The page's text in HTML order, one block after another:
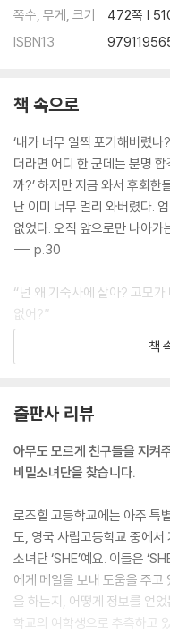
쪽수, 무게, 크기
472쪽 |
ISBN13
책 속으로
‘내가 너무 일찍 포기해버렸
더라면 어디 한 군데는 분명
까?’ 하지만 지금 와서 후회한
난 이미 너무 멀리 와버렸다.
없었다. 오직 앞으로만 나아가
--- p.30
“넌 왜 기숙사에 살아? 고모
없어?”
“학교야 당연히 있지. 하지만
--- p.66
잔잔한 선율에 맞춰 내 목소리
나 그리웠는지. 학기가 시작
되도록이면 중국어도 사용하
심지어 집에 전화도 자주 하
하는 사람처럼. 하지만 노래
무너지고 말았다.
--- p.113
책
출판사 리뷰
아무도 모르게 친구들을 지켜
비밀소녀단을 찾습니다.
로즈힐 고등학교에는 아주 특
도, 영국 사립고등학교 중에서
소녀단 ‘SHE’예요. 이들은
에게 메일을 보내 도움을 주고
을 하는지, 어떻게 정보를 얻
학교의 여학생으로 추측하고